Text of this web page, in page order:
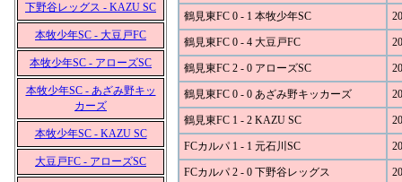
下野谷レッグス - KAZU SC
本牧少年SC - 大豆戸FC
本牧少年SC - アローズSC
本牧少年SC - あざみ野キッ
カーズ
本牧少年SC - KAZU SC
大豆戸FC - アローズSC
鶴見東FC 0 - 1 本牧少年SC
鶴見東FC 0 - 4 大豆戸FC
鶴見東FC 2 - 0 アローズSC
鶴見東FC 0 - 0 あざみ野キッカーズ
鶴見東FC 1 - 2 KAZU SC
FCカルパ 1 - 1 元石川SC
FCカルパ 2 - 0 下野谷レッグス